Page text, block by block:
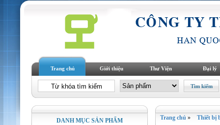
Trang chủ Giới thiệu Thư Viện Đại lý
DANH MỤC SẢN PHẨM Trang chủ » Thiết bị